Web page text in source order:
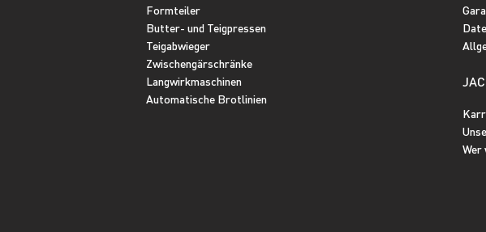
Formteiler
Butter- und Teigpressen
Teigabwieger
Zwischengärschränke
Langwirkmaschinen
Automatische Brotlinien
JAC
Wer